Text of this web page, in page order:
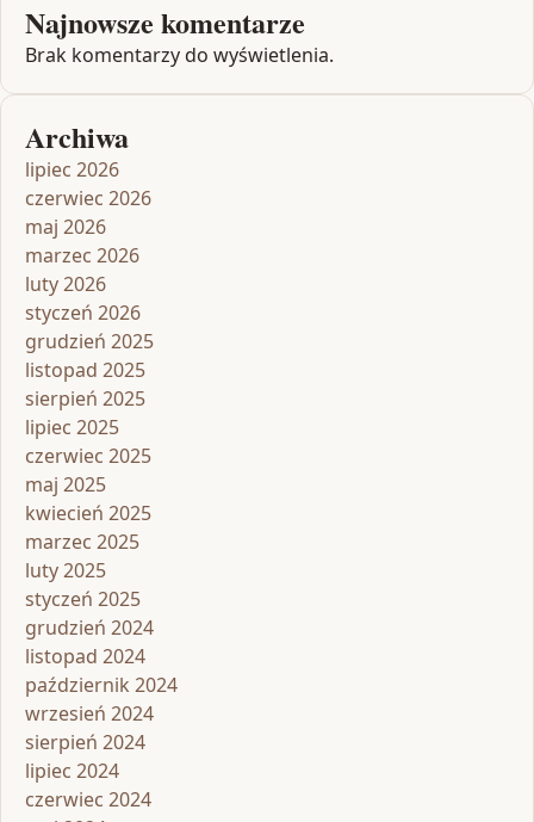
Najnowsze komentarze
Brak komentarzy do wyświetlenia.
Archiwa
lipiec 2026
czerwiec 2026
maj 2026
marzec 2026
luty 2026
styczeń 2026
grudzień 2025
listopad 2025
sierpień 2025
lipiec 2025
czerwiec 2025
maj 2025
kwiecień 2025
marzec 2025
luty 2025
styczeń 2025
grudzień 2024
listopad 2024
październik 2024
wrzesień 2024
sierpień 2024
lipiec 2024
czerwiec 2024